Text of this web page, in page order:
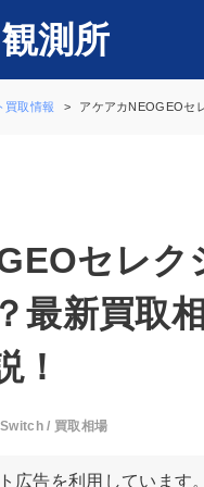
測所
買取情報 アケアカNEOGEOセ
セレク
最新買取
！
/ 買取相場
広告を利用しています。